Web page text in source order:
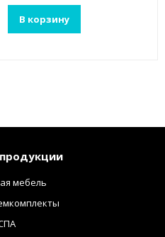
В корзину
мебель